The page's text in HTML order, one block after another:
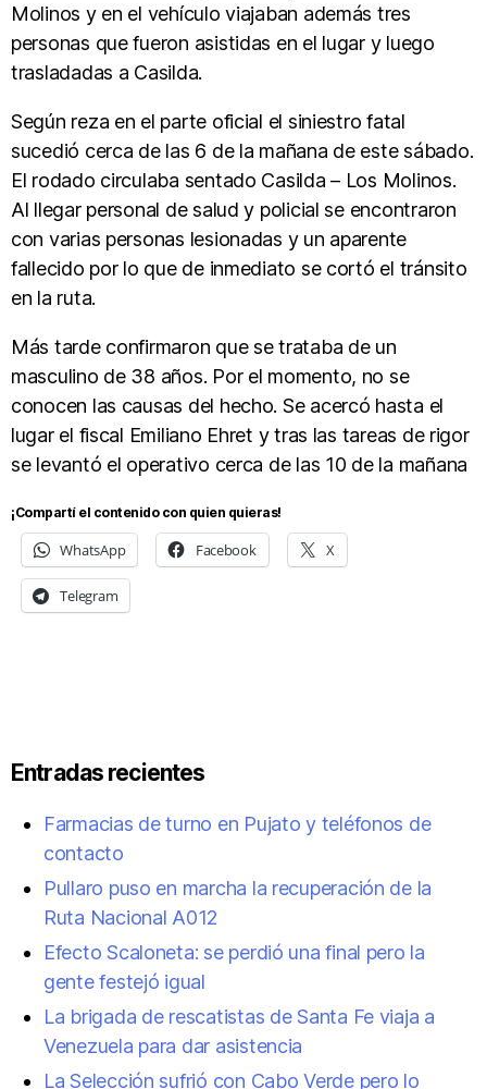
Molinos y en el vehículo viajaban además tres
personas que fueron asistidas en el lugar y luego
trasladadas a Casilda.
Según reza en el parte oficial el siniestro fatal
sucedió cerca de las 6 de la mañana de este sábado.
El rodado circulaba sentado Casilda – Los Molinos.
Al llegar personal de salud y policial se encontraron
con varias personas lesionadas y un aparente
fallecido por lo que de inmediato se cortó el tránsito
en la ruta.
Más tarde confirmaron que se trataba de un
masculino de 38 años. Por el momento, no se
conocen las causas del hecho. Se acercó hasta el
lugar el fiscal Emiliano Ehret y tras las tareas de rigor
se levantó el operativo cerca de las 10 de la mañana
¡Compartí el contenido con quien quieras!
WhatsApp Facebook X
Telegram
Entradas recientes
Farmacias de turno en Pujato y teléfonos de
contacto
Pullaro puso en marcha la recuperación de la
Ruta Nacional A012
Efecto Scaloneta: se perdió una final pero la
gente festejó igual
La brigada de rescatistas de Santa Fe viaja a
Venezuela para dar asistencia
La Selección sufrió con Cabo Verde pero lo